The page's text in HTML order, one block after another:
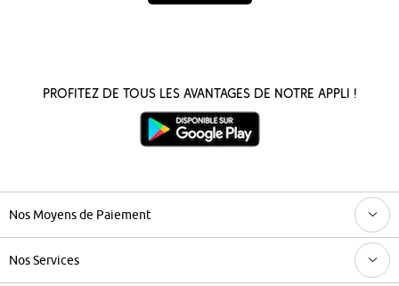
Profitez de tous les avantages de notre appli !
Nos Moyens de Paiement
Nos Services